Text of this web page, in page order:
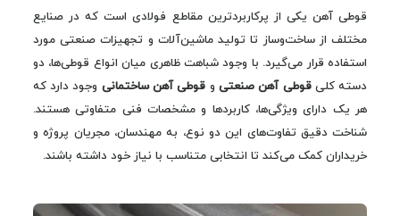
قوطی آهن یکی از پرکاربردترین مقاطع فولادی است که در صنایع
مختلف از ساخت‌وساز تا تولید ماشین‌آلات و تجهیزات صنعتی مورد
استفاده قرار می‌گیرد. با وجود شباهت ظاهری میان انواع قوطی‌ها، دو
دسته کلیقوطی آهن صنعتی و قوطی آهن ساختمانی وجود دارد که
هر یک دارای ویژگی‌ها، کاربردها و مشخصات فنی متفاوتی هستند.
شناخت دقیق تفاوت‌های این دو نوع، به مهندسان، مجریان پروژه و
خریداران کمک می‌کند تا انتخابی متناسب با نیاز خود داشته باشند.